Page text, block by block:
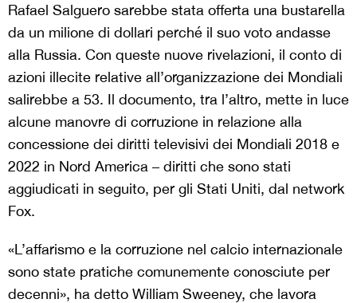
Rafael Salguero sarebbe stata offerta una bustarella
da un milione di dollari perché il suo voto andasse
alla Russia. Con queste nuove rivelazioni, il conto di
azioni illecite relative all’organizzazione dei Mondiali
salirebbe a 53. Il documento, tra l’altro, mette in luce
alcune manovre di corruzione in relazione alla
concessione dei diritti televisivi dei Mondiali 2018 e
2022 in Nord America – diritti che sono stati
aggiudicati in seguito, per gli Stati Uniti, dal network
Fox.
«L’affarismo e la corruzione nel calcio internazionale
sono state pratiche comunemente conosciute per
decenni», ha detto William Sweeney, che lavora